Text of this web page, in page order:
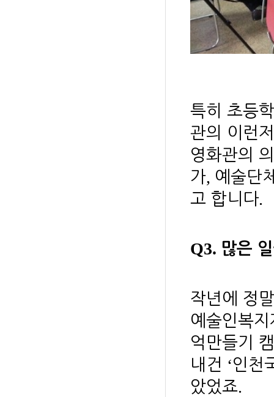
특히 초등
관의 이런
영화관의
가, 예술단
고 합니다.
Q3. 많은
작년에 정
예술인복
억만들기
내건 ‘인천
았었죠.